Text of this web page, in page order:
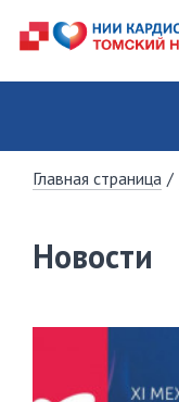
Главная страница /
Новости